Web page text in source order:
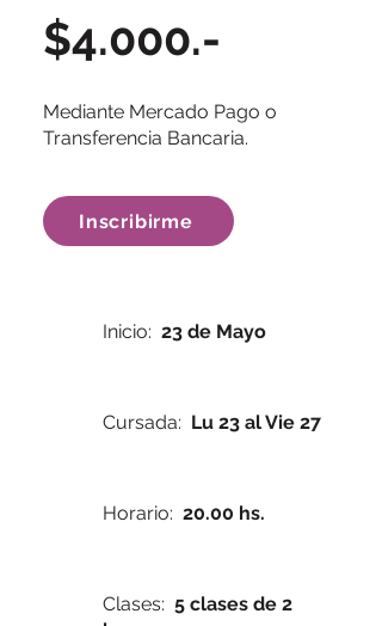
Mediante Mercado Pago o
Transferencia Bancaria.
Inicio: 23 de Mayo
Cursada: Lu 23 al Vie 27
Horario: 20.00 hs.
Clases: 5 clases de 2
$4.000.-
Inscribirme